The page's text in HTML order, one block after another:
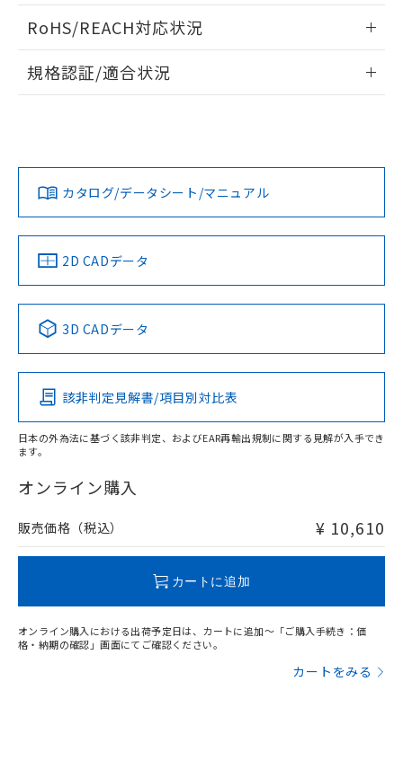
タイムチャート
A: 80mm以上、B: 60mm以上
以上、n: 30mm以上
検出物体の大きさと材質による影響
検出領域
ドすることができます。
ログイン/会員登録
ダウンロードデータをご利用いただく前に、以下を必ずお読
みください。
ソフトウェアの使用条件
RoHS/REACH対応状況
EU RoHS 注意事項・凡例
対応済み
中国 RoHS 注意事項・凡例
Pb Hg Cd Cr(VI)
O
在庫等で未対応品が混在する可能性があります。
問い合わせください。
規格認証/適合状況
LR型式承認
（イギリス
船舶規格）
DNV型式承認
（ノルウェー
BV型式承認
（フランス
KR型式
（韓国
No No No No
この製品の規格認証/適合状況ページへ
その他の認証はこちらのページからご検索ください
カタログ/データシート/マニュアル
2D CADデータ
3D CADデータ
該非判定見解書/項目別対比表
日本の外為法に基づく該非判定、およびEAR再輸出規制に関する見解が入手でき
ます。
オンライン購入
販売価格（税込） ¥ 10,610
カートに追加
オンライン購入における出荷予定日は、カートに追加～「ご購入手続き：価
格・納期の確認」画面にてご確認ください。
カートをみる
す。